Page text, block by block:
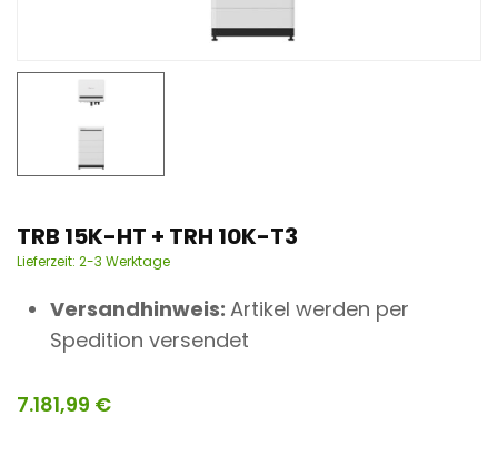
TRB 15K-HT + TRH 10K-T3
Lieferzeit: 2-3 Werktage
Versandhinweis: Artikel werden per
Spedition versendet
7.181,99 €